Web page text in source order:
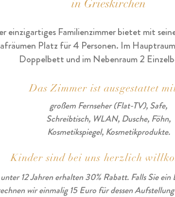
in Grieskirchen
einzigartiges Familienzimmer bietet mit
Platz für 4 Personen. Im
Doppelbett und im Nebenraum 2
Das Zimmer ist ausgestattet
großem Fernseher (Flat-TV), Safe,
Schreibtisch, WLAN, Dusche, Föhn,
Kosmetikspiegel, Kosmetikprodukte.
Kinder sind bei uns herzlich
12 Jahren erhalten 30% Rabatt. Falls Sie ein
wir einmalig 15 Euro für dessen